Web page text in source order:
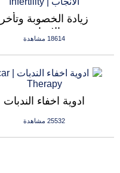
زيادة الخصوبة وتأخر
الانجاب
18614 مشاهدة
ادوية اخفاء الندبات
25532 مشاهدة